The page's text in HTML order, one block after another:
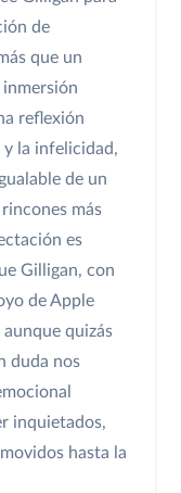
de
que un
reflexión
y la infelicidad,
de un
más
es
Gilligan, con
de Apple
quizás
duda nos
inquietados,
hasta la